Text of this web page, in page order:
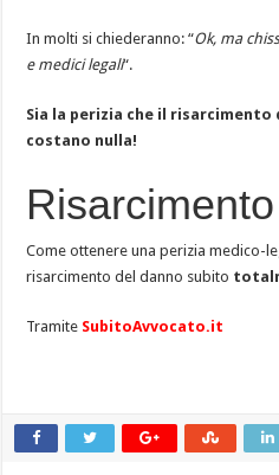
In molti si chiederanno: “Ok, ma
e medici legali“.
Sia la perizia che il risarcimento
costano nulla!
Come ottenere una perizia medico-
risarcimento del danno subito
Tramite SubitoAvvocato.it